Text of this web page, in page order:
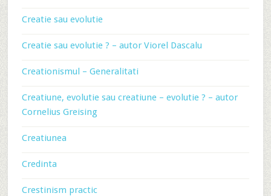
Creatie sau evolutie
Creatie sau evolutie ? – autor Viorel Dascalu
Creationismul – Generalitati
Creatiune, evolutie sau creatiune – evolutie ? – autor
Cornelius Greising
Creatiunea
Credinta
Crestinism practic